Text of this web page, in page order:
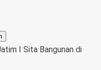
I Sita Bangunan di